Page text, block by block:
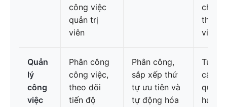
công việc
quản trị
viên
thành
việc
Quản
lý
công
việc
Phân công
công việc,
theo dõi
tiến độ
Phân công,
sắp xếp thứ
tự ưu tiên và
tự động hóa
Tự
cập
quản
hạn,